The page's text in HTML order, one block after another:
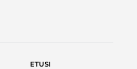
ETUSI